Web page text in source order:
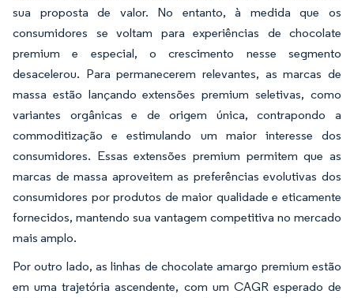
sua proposta de valor. No entanto, à medida que os
consumidores se voltam para experiências de chocolate
premium e especial, o crescimento nesse segmento
desacelerou. Para permanecerem relevantes, as marcas de
massa estão lançando extensões premium seletivas, como
variantes orgânicas e de origem única, contrapondo a
commoditização e estimulando um maior interesse dos
consumidores. Essas extensões premium permitem que as
marcas de massa aproveitem as preferências evolutivas dos
consumidores por produtos de maior qualidade e eticamente
fornecidos, mantendo sua vantagem competitiva no mercado
mais amplo.
Por outro lado, as linhas de chocolate amargo premium estão
em uma trajetória ascendente, com um CAGR esperado de